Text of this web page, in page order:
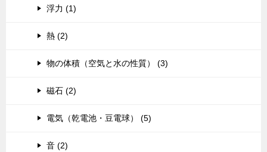
浮力 (1)
熱 (2)
物の体積（空気と水の性質） (3)
磁石 (2)
電気（乾電池・豆電球） (5)
音 (2)